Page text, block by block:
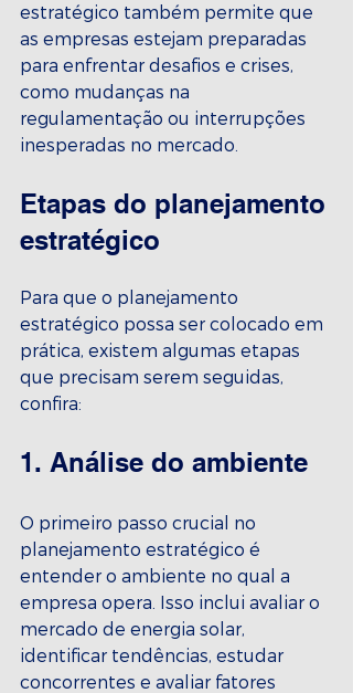
estratégico também permite que
as empresas estejam preparadas
para enfrentar desafios e crises,
como mudanças na
regulamentação ou interrupções
inesperadas no mercado.
Etapas do planejamento
estratégico
Para que o planejamento
estratégico possa ser colocado em
prática, existem algumas etapas
que precisam serem seguidas,
confira:
1. Análise do ambiente
O primeiro passo crucial no
planejamento estratégico é
entender o ambiente no qual a
empresa opera. Isso inclui avaliar o
mercado de energia solar,
identificar tendências, estudar
concorrentes e avaliar fatores